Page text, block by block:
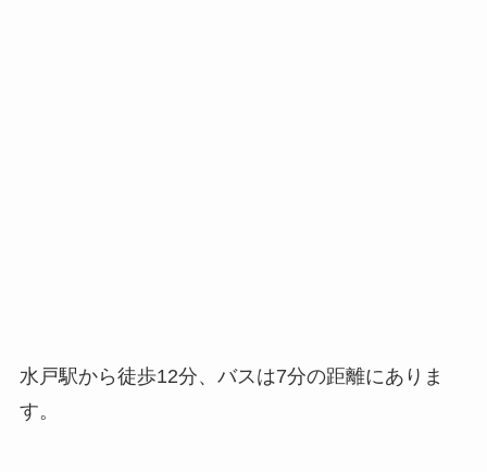
水戸駅から徒歩12分、バスは7分の距離にありま
す。